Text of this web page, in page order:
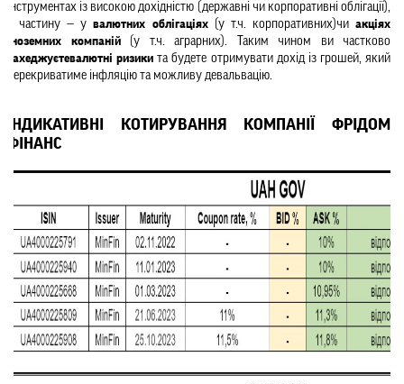
інструментах із високою дохідністю (державні чи корпоративні облігації),
а частину — у валютних облігаціях (у т.ч. корпоративних)чи акціях
іноземних компаній
захеджуєтевалютні ризики та будете отримувати дохід із грошей, який
перекриватиме інфляцію та можливу девальвацію.
ІНДИКАТИВНІ КОТИРУВАННЯ КОМПАНІЇ ФРІДОМ
ФІНАНС